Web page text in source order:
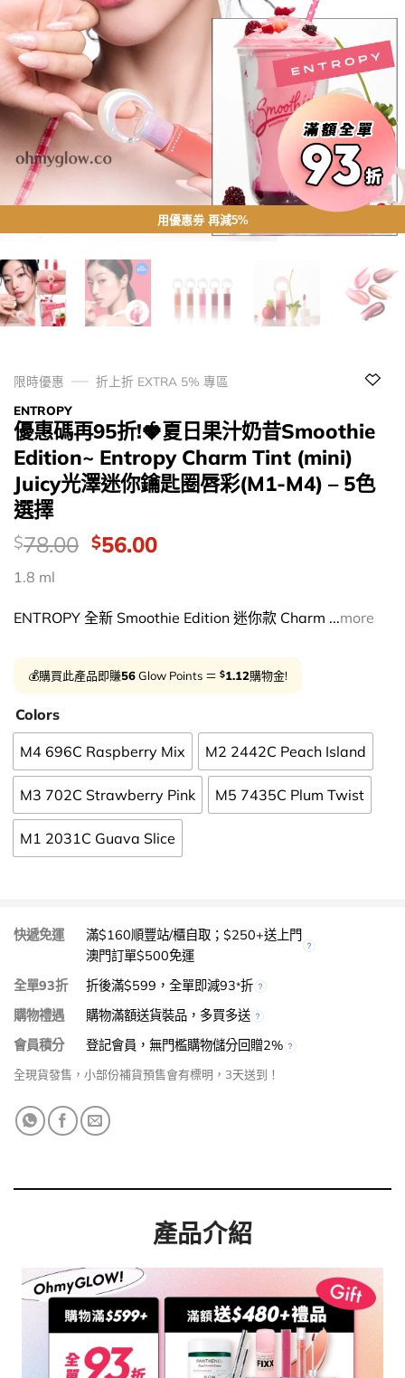
用優惠劵 再減5%
限時優惠
折上折 EXTRA 5% 專區
ENTROPY
優惠碼再95折!🍓夏日果汁奶昔Smoothie
Edition~ Entropy Charm Tint (mini)
Juicy光澤迷你鑰匙圈唇彩(M1-M4) – 5色
選擇
價
錢：
$78.00 Original
$78.00.
$56.00Current
$56.00.
1.8 ml
ENTROPY 全新 Smoothie Edition 迷你款 Charm ...more
💰購買此產品即賺56Glow Points ＝ $1.12購物金!
Colors
M4 696C Raspberry Mix M2 2442C Peach Island
M3 702C Strawberry Pink M5 7435C Plum Twist
M1 2031C Guava Slice
快遞免運
滿$160順豐站/櫃自取；$250+送上門
澳門訂單$500免運
全單93折
折後滿$599，全單即減93*折
購物禮遇
購物滿額送貨裝品，多買多送
會員積分
登記會員，無門檻購物儲分回贈2%
全現貨發售，小部份補貨預售會有標明，3天送到！
產品介紹